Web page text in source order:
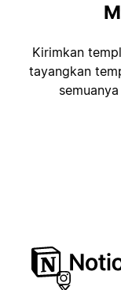
Kirimkan
tayangkan